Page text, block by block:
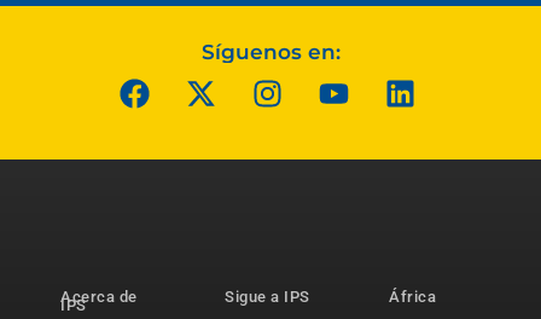
Síguenos en:
Acerca de
IPS
Sigue a IPS
África